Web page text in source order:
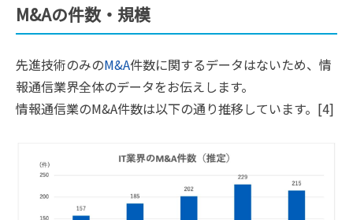
M&Aの件数・規模
先進技術のみのM&A件数に関するデータはないため、情
報通信業界全体のデータをお伝えします。
情報通信業のM&A件数は以下の通り推移しています。[4]